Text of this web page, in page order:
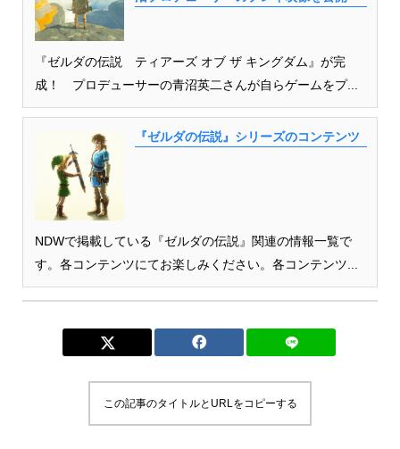
『ゼルダの伝説 ティアーズ オブ ザ キングダム』が完
成！ プロデューサーの青沼英二さんが自らゲームをプ...
『ゼルダの伝説』シリーズのコンテンツ
NDWで掲載している『ゼルダの伝説』関連の情報一覧で
す。各コンテンツにてお楽しみください。各コンテンツ...
この記事のタイトルとURLをコピーする